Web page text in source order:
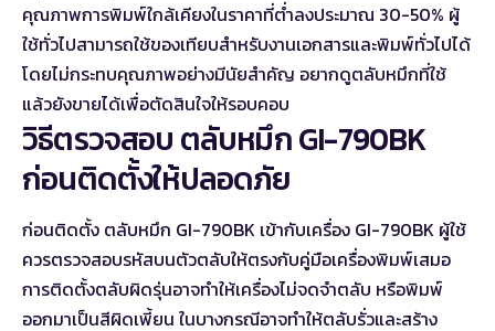
คุณภาพการพิมพ์ใกล้เคียงในราคาที่ต่ำลงประมาณ 30-50% ผู้
ใช้ทั่วไปสามารถใช้ของเทียบสำหรับงานเอกสารและพิมพ์ทั่วไปได้
โดยไม่กระทบคุณภาพอย่างมีนัยสำคัญ อยากดูตลับหมึกที่ใช้
แล้วยังขายได้เพื่อตัดสินใจให้รอบคอบ
วิธีตรวจสอบ ตลับหมึก GI-790BK
ก่อนติดตั้งให้ปลอดภัย
ก่อนติดตั้ง ตลับหมึก GI-790BK เข้ากับเครื่อง GI-790BK ผู้ใช้
ควรตรวจสอบรหัสบนตัวตลับให้ตรงกับคู่มือเครื่องพิมพ์เสมอ
การติดตั้งตลับผิดรุ่นอาจทำให้เครื่องไม่จดจำตลับ หรือพิมพ์
ออกมาเป็นสีผิดเพี้ยน ในบางกรณีอาจทำให้ตลับรั่วและสร้าง